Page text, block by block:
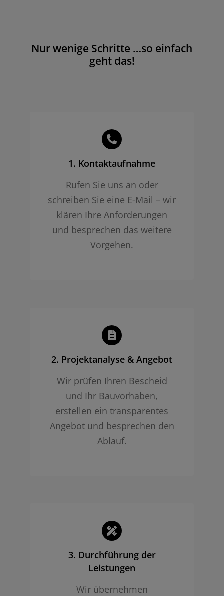
Nur wenige Schritte …so einfach
geht das!
1. Kontaktaufnahme
Rufen Sie uns an oder
schreiben Sie eine E-Mail – wir
klären Ihre Anforderungen
und besprechen das weitere
Vorgehen.
2. Projekt­analyse & Angebot
Wir prüfen Ihren Bescheid
und Ihr Bauvorhaben,
erstellen ein transparentes
Angebot und besprechen den
Ablauf.
3. Durchführung der
Leistungen
Wir übernehmen